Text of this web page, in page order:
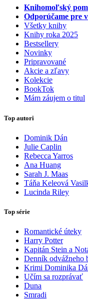
Knihomoľský
Odporúčame pre
Všetky knihy
Knihy roka 2025
Bestsellery
Novinky
Pripravované
Akcie a zľavy
Kolekcie
BookTok
Mám záujem o titul
Top autori
Dominik Dán
Julie Caplin
Rebecca Yarros
Ana Huang
Sarah J. Maas
Táňa Keleová
Lucinda Riley
Top série
Romantické úteky
Harry Potter
Kapitán Stein a
Denník odvážneho
Krimi Dominika
Učím sa rozprávať
Duna
Smradi